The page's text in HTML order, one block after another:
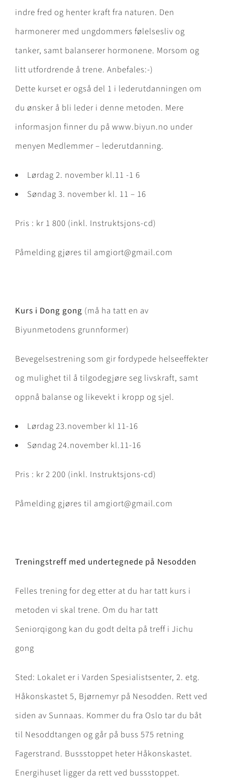
indre fred og henter kraft fra naturen. Den
harmonerer med ungdommers følelsesliv og
tanker, samt balanserer hormonene. Morsom og
litt utfordrende å trene. Anbefales:-)
Dette kurset er også del 1 i lederutdanningen om
du ønsker å bli leder i denne metoden. Mere
informasjon finner du på www.biyun.no under
menyen Medlemmer – lederutdanning.
Lørdag 2. november kl.11 -1 6
Søndag 3. november kl. 11 – 16
Pris : kr 1 800 (inkl. Instruktsjons-cd)
Påmelding gjøres til amgiort@gmail.com
Kurs i Dong gong (må ha tatt en av
Biyunmetodens grunnformer)
Bevegelsestrening som gir fordypede helseeffekter
og mulighet til å tilgodegjøre seg livskraft, samt
oppnå balanse og likevekt i kropp og sjel.
Lørdag 23.november kl 11-16
Søndag 24.november kl.11-16
Pris : kr 2 200 (inkl. Instruktsjons-cd)
Påmelding gjøres til amgiort@gmail.com
Treningstreff med undertegnede på Nesodden
Felles trening for deg etter at du har tatt kurs i
metoden vi skal trene. Om du har tatt
Seniorqigong kan du godt delta på treff i Jichu
gong
Sted: Lokalet er i Varden Spesialistsenter, 2. etg.
Håkonskastet 5, Bjørnemyr på Nesodden. Rett ved
siden av Sunnaas. Kommer du fra Oslo tar du båt
til Nesoddtangen og går på buss 575 retning
Fagerstrand. Bussstoppet heter Håkonskastet.
Energihuset ligger da rett ved bussstoppet.